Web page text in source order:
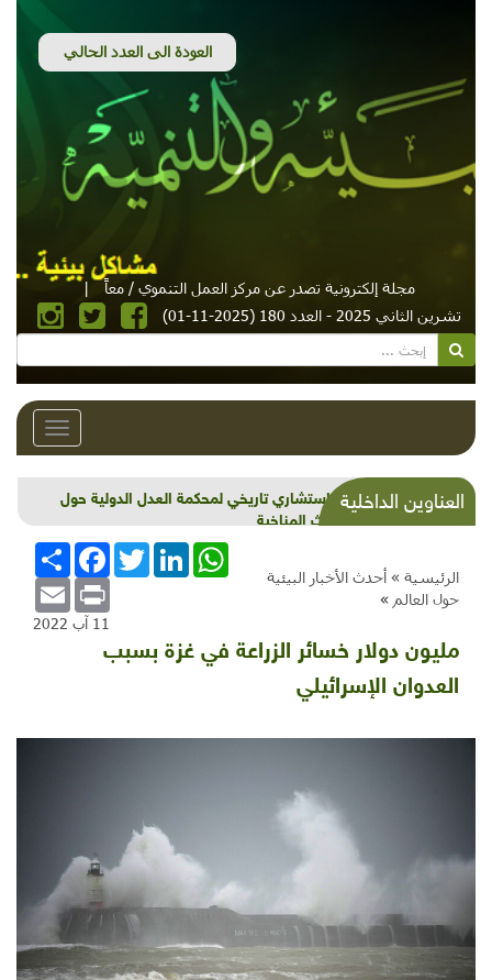
مجلة إلكترونية تصدر عن مركز العمل التنموي / معاً
|
تشرين الثاني 2025 - العدد 180 (2025-11-01)
Toggle
العناوين الداخليةقرار استشاري تاريخي لمحكمة العدل الدولية حول
الكوارث المناخية
الرئيسية » أحدث الأخبار البيئية
حول العالم »
انشر
FacebookTwitterLinkedInWhatsApp
Email Print
11 آب 2022
مليون دولار خسائر الزراعة في غزة بسبب
العدوان الإسرائيلي